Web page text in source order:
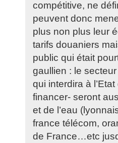
compétitive, ne
peuvent donc
plus non plus leur
tarifs douaniers
public qui était
gaullien : le
qui interdira à
financer- seront
et de l’eau
france télécom,
de France…etc